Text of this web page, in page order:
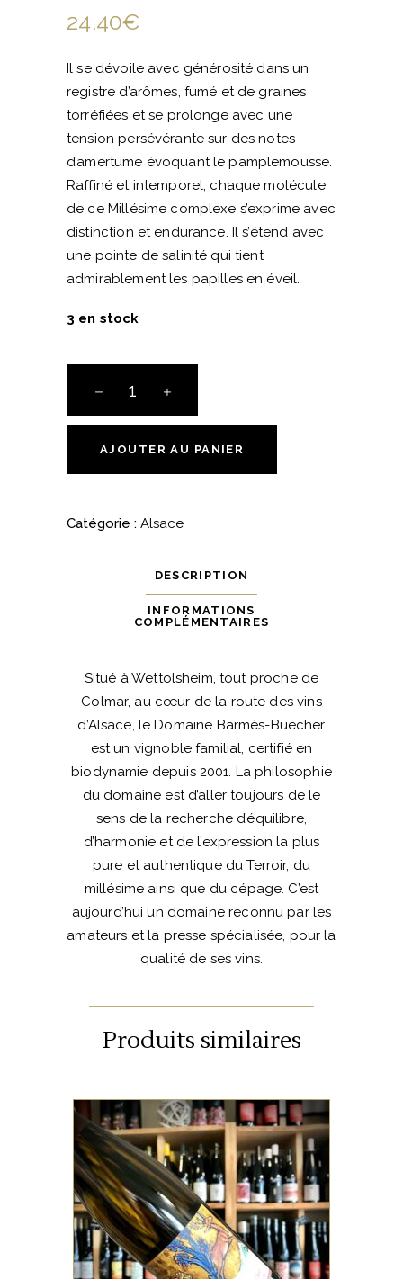
24.40€
Il se dévoile avec générosité dans un
registre d’arômes, fumé et de graines
torréfiées et se prolonge avec une
tension persévérante sur des notes
d’amertume évoquant le pamplemousse.
Raffiné et intemporel, chaque molécule
de ce Millésime complexe s’exprime avec
distinction et endurance. Il s’étend avec
une pointe de salinité qui tient
admirablement les papilles en éveil.
3 en stock
Rosenberg
Buecher
AJOUTER AU PANIER
Catégorie : Alsace
DESCRIPTION
INFORMATIONS
COMPLÉMENTAIRES
Situé à Wettolsheim, tout proche de
Colmar, au cœur de la route des vins
d’Alsace, le Domaine Barmès-Buecher
est un vignoble familial, certifié en
biodynamie depuis 2001. La philosophie
du domaine est d’aller toujours de le
sens de la recherche d’équilibre,
d’harmonie et de l’expression la plus
pure et authentique du Terroir, du
millésime ainsi que du cépage. C’est
aujourd’hui un domaine reconnu par les
amateurs et la presse spécialisée, pour la
qualité de ses vins.
Produits similaires
ALSACE
Ce terroir au sol de calcaire
jaune est complanté d’une
dizaine de cépages
alsaciens. Il possède une